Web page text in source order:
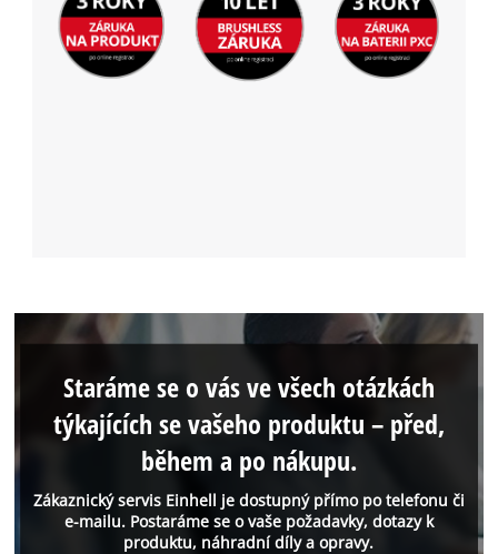
Zákaznický servis Einhell je dostupný přímo po telefonu či
e-mailu. Postaráme se o vaše požadavky, dotazy k
produktu, náhradní díly a opravy.
Staráme se o vás ve všech otázkách
týkajících se vašeho produktu – před,
během a po nákupu.